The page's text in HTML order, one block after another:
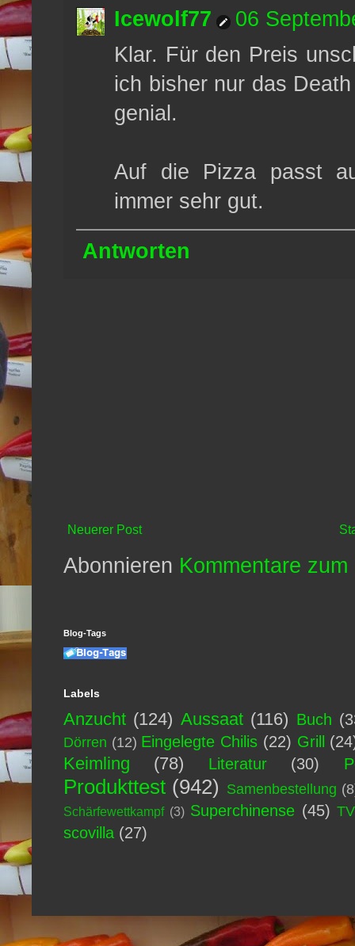
Icewolf77
06
Klar. Für den Preis
ich bisher nur das
genial.
Auf die Pizza passt
immer sehr gut.
Antworten
Neuerer Post
Abonnieren Kommentare
Blog-Tags
Labels
Anzucht (124) Aussaat (116) Buch
Dörren (12) Eingelegte Chilis (22) Grill
Keimling (78) Literatur (30)
Produkttest (942) Samenbestellung
Schärfewettkampf (3) Superchinense (45) TV
scovilla (27)